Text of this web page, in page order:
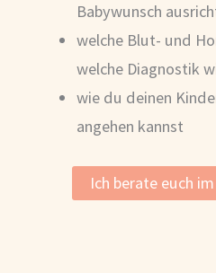
Babywunsch
welche Blut- und
welche Diagnostik
wie du deinen
angehen kannst
Ich berate euch